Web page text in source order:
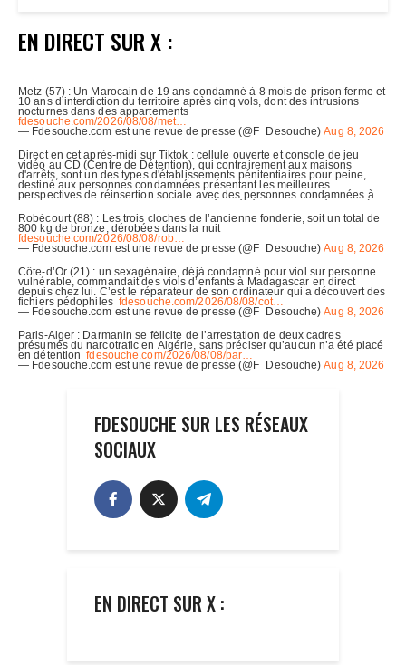
EN DIRECT SUR X :
FDESOUCHE SUR LES RÉSEAUX
SOCIAUX
EN DIRECT SUR X :